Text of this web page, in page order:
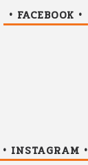
• FACEBOOK •
• INSTAGRAM •